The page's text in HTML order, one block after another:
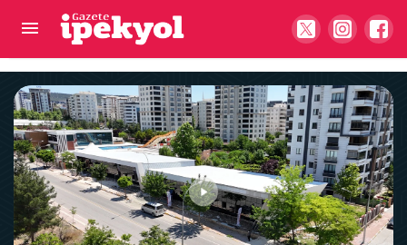
Bakan Memişoğlu'ndan Şanlıurfa Şehir Hastanesi
paylaşımı: "Hayırlı olsun"